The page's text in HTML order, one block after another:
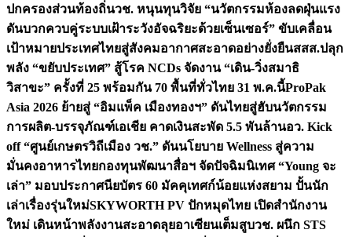
ปกครองส่วนท้องถิ่นวช. หนุนทุนวิจัย “นวัตกรรมห้องลดฝุ่นแรง
ดันบวกควบคู่ระบบเฝ้าระวังอัจฉริยะด้วยเซ็นเซอร์” ขับเคลื่อน
เป้าหมายประเทศไทยสู่สังคมอากาศสะอาดอย่างยั่งยืนสสส.ปลุก
พลัง “ขยับประเทศ” สู้โรค NCDs จัดงาน “เดิน-วิ่งสมาธิ
วิสาขะ” ครั้งที่ 25 พร้อมกัน 70 พื้นที่ทั่วไทย 31 พ.ค.นี้ProPak
Asia 2026 ย้ายสู่ “อิมแพ็ค เมืองทองฯ” ดันไทยสู่ฮับนวัตกรรม
การผลิต-บรรจุภัณฑ์เอเชีย คาดเงินสะพัด 5.5 พันล้านอว. Kick
off “ศูนย์เกษตรวิถีเมือง วช.” ดันนโยบาย Wellness สู่ความ
มั่นคงอาหารไทยกองทุนพัฒนาสื่อฯ จัดปัจฉิมนิเทศ “Young จะ
เล่า” มอบประกาศนียบัตร 60 มัคคุเทศก์น้อยแห่งสยาม ปั้นนัก
เล่าเรื่องรุ่นใหม่SKYWORTH PV ปักหมุดไทย เปิดสำนักงาน
ใหม่ เดินหน้าพลังงานสะอาดลุยอาเซียนเต็มสูบวช. ผนึก STS